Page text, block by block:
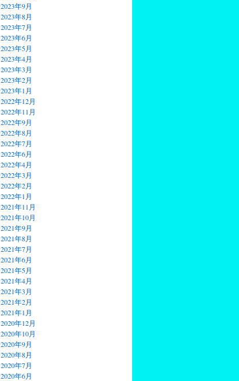
2023年9月
2023年8月
2023年7月
2023年6月
2023年5月
2023年4月
2023年3月
2023年2月
2023年1月
2022年12月
2022年11月
2022年9月
2022年8月
2022年7月
2022年6月
2022年4月
2022年3月
2022年2月
2022年1月
2021年11月
2021年10月
2021年9月
2021年8月
2021年7月
2021年6月
2021年5月
2021年4月
2021年3月
2021年2月
2021年1月
2020年12月
2020年10月
2020年9月
2020年8月
2020年7月
2020年6月